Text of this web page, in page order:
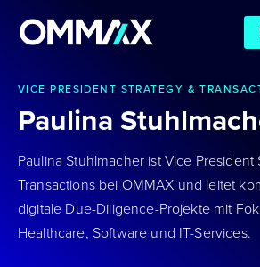
VICE PRESIDENT STRATEGY &
Paulina
Paulina Stuhlmacher ist Vice President
Transactions bei OMMAX und leitet
digitale Due-Diligence-Projekte mit
Healthcare, Software und IT-Services.